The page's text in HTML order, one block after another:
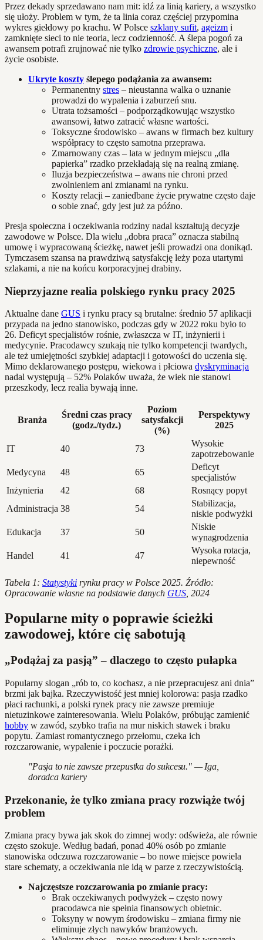
Przez dekady sprzedawano nam mit: idź za linią kariery, a wszystko
się ułoży. Problem w tym, że ta linia coraz częściej przypomina
wykres giełdowy po krachu. W Polsce szklany sufit, ageizm i
zamknięte sieci to nie teoria, lecz codzienność. A ślepa pogoń za
awansem potrafi zrujnować nie tylko zdrowie psychiczne, ale i
życie osobiste.
Ukryte koszty ślepego podążania za awansem:
Permanentny stres – nieustanna walka o uznanie
prowadzi do wypalenia i zaburzeń snu.
Utrata tożsamości – podporządkowując wszystko
awansowi, łatwo zatracić własne wartości.
Toksyczne środowisko – awans w firmach bez kultury
współpracy to często samotna przeprawa.
Zmarnowany czas – lata w jednym miejscu „dla
papierka” rzadko przekładają się na realną zmianę.
Iluzja bezpieczeństwa – awans nie chroni przed
zwolnieniem ani zmianami na rynku.
Koszty relacji – zaniedbane życie prywatne często daje
o sobie znać, gdy jest już za późno.
Presja społeczna i oczekiwania rodziny nadal kształtują decyzje
zawodowe w Polsce. Dla wielu „dobra praca” oznacza stabilną
umowę i wypracowaną ścieżkę, nawet jeśli prowadzi ona donikąd.
Tymczasem szansa na prawdziwą satysfakcję leży poza utartymi
szlakami, a nie na końcu korporacyjnej drabiny.
Nieprzyjazne realia polskiego rynku pracy 2025
Aktualne dane GUS i rynku pracy są brutalne: średnio 57 aplikacji
przypada na jedno stanowisko, podczas gdy w 2022 roku było to
26. Deficyt specjalistów rośnie, zwłaszcza w IT, inżynierii i
medycynie. Pracodawcy szukają nie tylko kompetencji twardych,
ale też umiejętności szybkiej adaptacji i gotowości do uczenia się.
Mimo deklarowanego postępu, wiekowa i płciowa dyskryminacja
nadal występują – 52% Polaków uważa, że wiek nie stanowi
przeszkody, lecz realia bywają inne.
Branża
Średni czas pracy
(godz./tydz.)
Poziom
satysfakcji
(%)
Perspektywy
2025
IT 40 73
Wysokie
zapotrzebowanie
Medycyna
48 65
Deficyt
specjalistów
Inżynieria
42 68
Rosnący popyt
Administracja 38 54
Stabilizacja,
niskie podwyżki
Edukacja
37 50
Niskie
wynagrodzenia
Handel
41 47
Wysoka rotacja,
niepewność
Tabela 1: Statystyki rynku pracy w Polsce 2025. Źródło:
Opracowanie własne na podstawie danych GUS , 2024
Popularne mity o poprawie ścieżki
zawodowej, które cię sabotują
„Podążaj za pasją” – dlaczego to często pułapka
Popularny slogan „rób to, co kochasz, a nie przepracujesz ani dnia”
brzmi jak bajka. Rzeczywistość jest mniej kolorowa: pasja rzadko
płaci rachunki, a polski rynek pracy nie zawsze premiuje
nietuzinkowe zainteresowania. Wielu Polaków, próbując zamienić
hobby w zawód, szybko trafia na mur niskich stawek i braku
popytu. Zamiast romantycznego przełomu, czeka ich
rozczarowanie, wypalenie i poczucie porażki.
"Pasja to nie zawsze przepustka do sukcesu." — Iga,
doradca kariery
Przekonanie, że tylko zmiana pracy rozwiąże twój
problem
Zmiana pracy bywa jak skok do zimnej wody: odświeża, ale równie
często szokuje. Według badań, ponad 40% osób po zmianie
stanowiska odczuwa rozczarowanie – bo nowe miejsce powiela
stare schematy, a oczekiwania nie idą w parze z rzeczywistością.
Najczęstsze rozczarowania po zmianie pracy:
Brak oczekiwanych podwyżek – często nowy
pracodawca nie spełnia finansowych obietnic.
Toksyny w nowym środowisku – zmiana firmy nie
eliminuje złych nawyków branżowych.